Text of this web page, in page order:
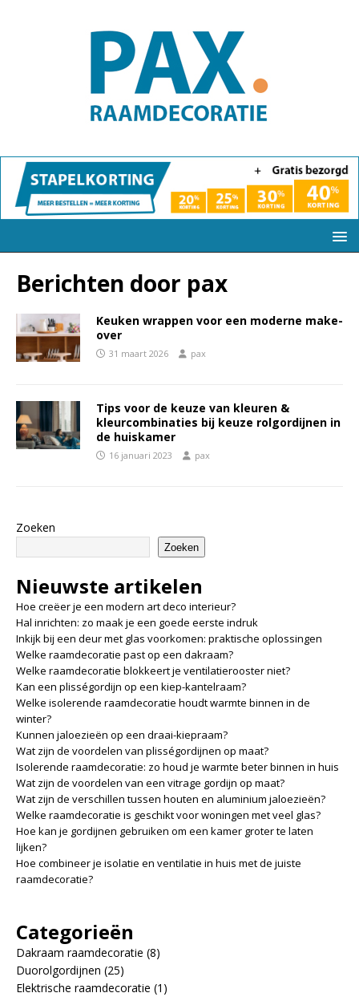
Berichten door pax
Keuken wrappen voor een moderne make-
over
31 maart 2026 pax
Tips voor de keuze van kleuren &
kleurcombinaties bij keuze rolgordijnen in
de huiskamer
16 januari 2023 pax
Zoeken
Zoeken
Nieuwste artikelen
Hoe creëer je een modern art deco interieur?
Hal inrichten: zo maak je een goede eerste indruk
Inkijk bij een deur met glas voorkomen: praktische oplossingen
Welke raamdecoratie past op een dakraam?
Welke raamdecoratie blokkeert je ventilatierooster niet?
Kan een plisségordijn op een kiep-kantelraam?
Welke isolerende raamdecoratie houdt warmte binnen in de
winter?
Kunnen jaloezieën op een draai-kiepraam?
Wat zijn de voordelen van plisségordijnen op maat?
Isolerende raamdecoratie: zo houd je warmte beter binnen in huis
Wat zijn de voordelen van een vitrage gordijn op maat?
Wat zijn de verschillen tussen houten en aluminium jaloezieën?
Welke raamdecoratie is geschikt voor woningen met veel glas?
Hoe kan je gordijnen gebruiken om een kamer groter te laten
lijken?
Hoe combineer je isolatie en ventilatie in huis met de juiste
raamdecoratie?
Categorieën
Dakraam raamdecoratie (8)
Duorolgordijnen (25)
Elektrische raamdecoratie (1)